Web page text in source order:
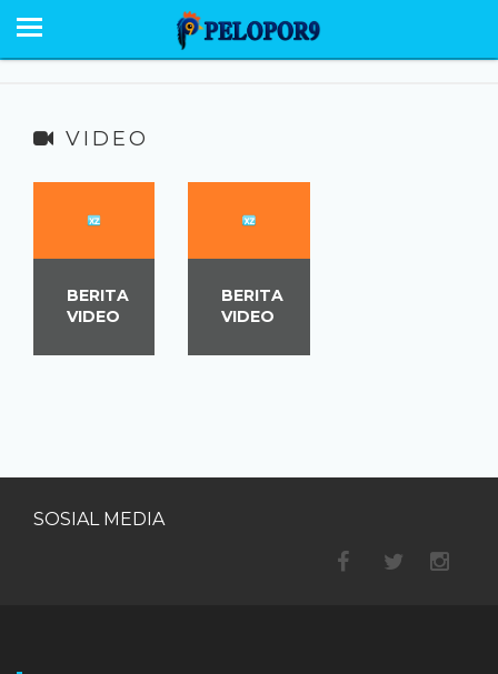
BERANDA
EKONOMI POLITIK
HUMANIORA
VIDEO
BERITA
VIDEO
BERITA
VIDEO
SOSIAL MEDIA